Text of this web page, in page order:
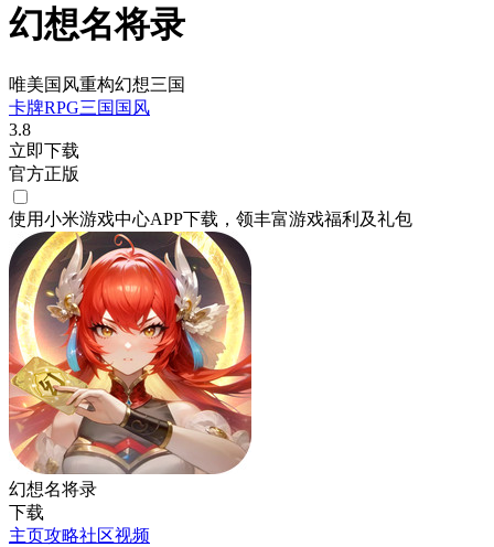
幻想名将录
唯美国风重构幻想三国
卡牌RPG三国 国风
3.8
立即下载
官方正版
使用小米游戏中心APP下载 ，领丰富游戏福利 及礼包
幻想名将录
下载
主页攻略社区视频